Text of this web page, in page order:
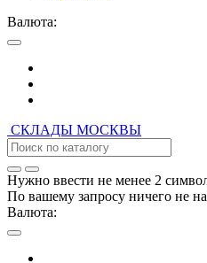
Валюта:
СКЛАДЫ МОСКВЫ
Нужно ввести не менее 2
По вашему запросу ничего не
Валюта: